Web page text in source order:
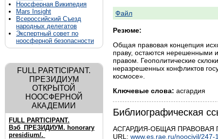
Ноосферная Википедия
Mars Insight
Всероссийский Съезд
народных делегатов
Экспертный совет по
ноосферной безопасности
FULL PARTICIPANT.
ПРЕЗИДИУМ
ОТКРЫТОЙ
НООСФЕРНОЙ
АКАДЕМИИ
FULL PARTICIPANT.
Вэб_ПРЕЗИДИУМ. honorary
presidium/.
Файл
Резюме:
Общая правовая концепция
праву, остаются нерешенными
правом. Геополитические
неразрешенных конфликтов
космосе».
Ключевые слова: асгардия
Библиографическая
АСГАРДИЯ-ОБЩАЯ ПРАВОВАЯ
URL: www.es.rae.ru/noocivil/247-